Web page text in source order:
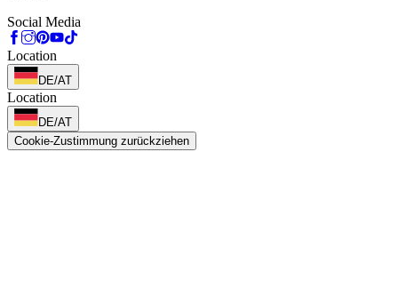
Social Media
Location
DE/AT
Location
DE/AT
Cookie-Zustimmung zurückziehen